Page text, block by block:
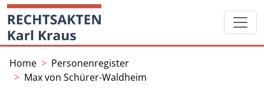
Skip
content
Startseite
Home
Personenregister
Max von Schürer-Waldheim